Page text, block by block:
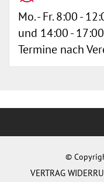
Mo. - Fr. 8:00 -
und 14:00 -
Termine nach
©
VERTRAG